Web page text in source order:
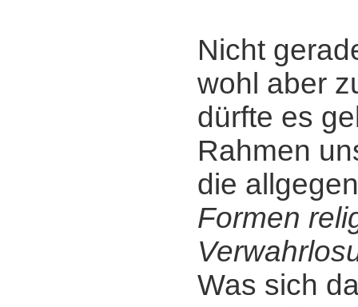
Nicht
wohl aber
dürfte es
Rahmen
die
Formen
Was sich